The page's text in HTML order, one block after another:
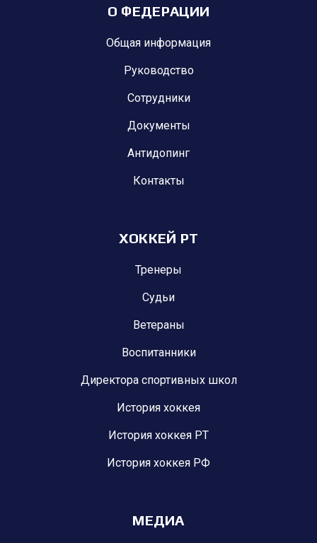
О ФЕДЕРАЦИИ
Общая информация
Руководство
Сотрудники
Документы
Антидопинг
Контакты
ХОККЕЙ РТ
Тренеры
Судьи
Ветераны
Воспитанники
Директора спортивных школ
История хоккея
История хоккея РТ
История хоккея РФ
МЕДИА